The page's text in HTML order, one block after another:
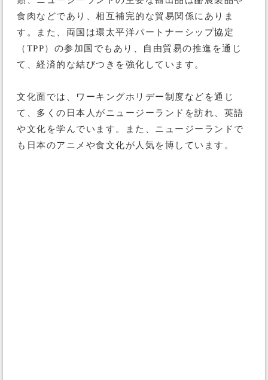
食肉などであり、相互補完的な貿易関係にありま
す。また、両国は環太平洋パートナーシップ協定
（TPP）の参加国でもあり、自由貿易の推進を通じ
て、経済的な結びつきを強化しています。
文化面では、ワーキングホリデー制度などを通じ
て、多くの日本人がニュージーランドを訪れ、英語
や文化を学んでいます。また、ニュージーランドで
も日本のアニメや食文化が人気を博しています。